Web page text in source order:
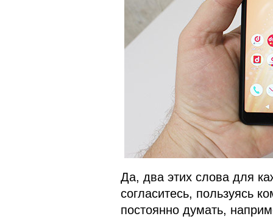
Да, два этих слова для
согласитесь, пользуясь
постоянно думать,